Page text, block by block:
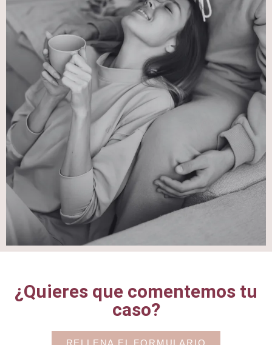
¿Quieres que comentemos tu
caso?